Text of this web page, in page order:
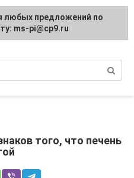
и
того, что печень
любых предложений по
ms-pi@cp9.ru